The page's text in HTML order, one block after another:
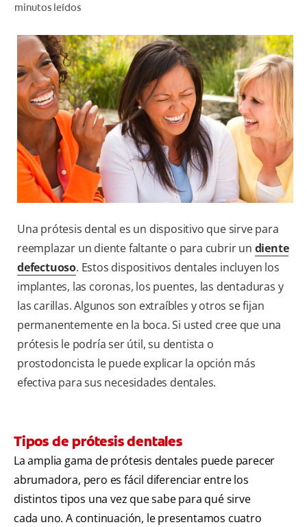
PARA PROFESIONALES
DÓNDE COMPRAR
UY (ES)
SUSCRIBITE
minutos leídos
Una prótesis dental es un dispositivo que sirve para
reemplazar un diente faltante o para cubrir un diente
defectuoso. Estos dispositivos dentales incluyen los
implantes, las coronas, los puentes, las dentaduras y
las carillas. Algunos son extraíbles y otros se fijan
permanentemente en la boca. Si usted cree que una
prótesis le podría ser útil, su dentista o
prostodoncista le puede explicar la opción más
efectiva para sus necesidades dentales.
Tipos de prótesis dentales
La amplia gama de prótesis dentales puede parecer
abrumadora, pero es fácil diferenciar entre los
distintos tipos una vez que sabe para qué sirve
cada uno. A continuación, le presentamos cuatro